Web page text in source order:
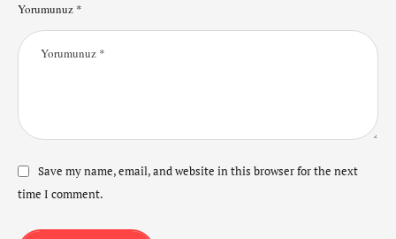
Yorumunuz *
Save my name, email, and website in this browser for the next
time I comment.